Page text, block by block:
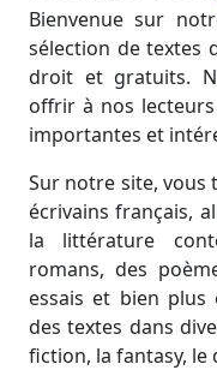
Bienvenue sur
sélection de textes
droit et gratuits.
offrir à nos
importantes et
Sur notre site, vous
écrivains français,
la littérature
romans, des
essais et bien plus
des textes dans
fiction, la fantasy, le